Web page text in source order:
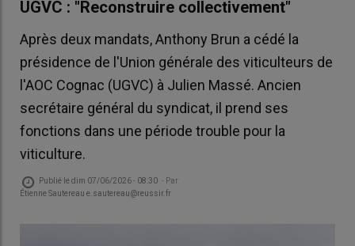
UGVC : "Reconstruire collectivement"
Après deux mandats, Anthony Brun a cédé la
présidence de l'Union générale des viticulteurs de
l'AOC Cognac (UGVC) à Julien Massé. Ancien
secrétaire général du syndicat, il prend ses
fonctions dans une période trouble pour la
viticulture.
Publié ledim 07/06/2026 - 08:30 - Par
Étienne Sautereau e.sautereau@reussir.fr